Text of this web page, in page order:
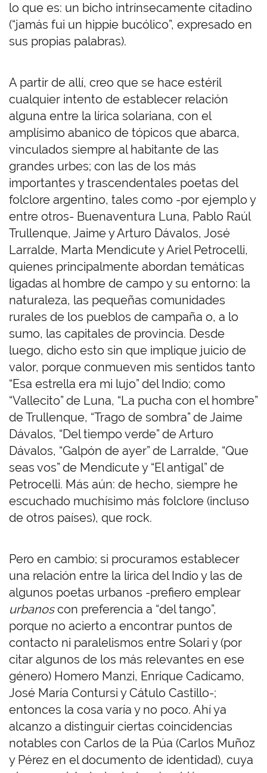
lo que es: un bicho intrínsecamente citadino
(“jamás fui un hippie bucólico”, expresado en
sus propias palabras).
A partir de allí, creo que se hace estéril
cualquier intento de establecer relación
alguna entre la lírica solariana, con el
amplísimo abanico de tópicos que abarca,
vinculados siempre al habitante de las
grandes urbes; con las de los más
importantes y trascendentales poetas del
folclore argentino, tales como -por ejemplo y
entre otros- Buenaventura Luna, Pablo Raúl
Trullenque, Jaime y Arturo Dávalos, José
Larralde, Marta Mendicute y Ariel Petrocelli,
quienes principalmente abordan temáticas
ligadas al hombre de campo y su entorno: la
naturaleza, las pequeñas comunidades
rurales de los pueblos de campaña o, a lo
sumo, las capitales de provincia. Desde
luego, dicho esto sin que implique juicio de
valor, porque conmueven mis sentidos tanto
“Esa estrella era mi lujo” del Indio; como
“Vallecito” de Luna, “La pucha con el hombre”
de Trullenque, “Trago de sombra” de Jaime
Dávalos, “Del tiempo verde” de Arturo
Dávalos, “Galpón de ayer” de Larralde, “Que
seas vos” de Mendicute y “El antigal” de
Petrocelli. Más aún: de hecho, siempre he
escuchado muchísimo más folclore (incluso
de otros países), que rock.
Pero en cambio; si procuramos establecer
una relación entre la lírica del Indio y las de
algunos poetas urbanos -prefiero emplear
urbanoscon preferencia a “del tango”,
porque no acierto a encontrar puntos de
contacto ni paralelismos entre Solari y (por
citar algunos de los más relevantes en ese
género) Homero Manzi, Enrique Cadícamo,
José María Contursi y Cátulo Castillo-;
entonces la cosa varía y no poco. Ahí ya
alcanzo a distinguir ciertas coincidencias
notables con Carlos de la Púa (Carlos Muñoz
y Pérez en el documento de identidad), cuya